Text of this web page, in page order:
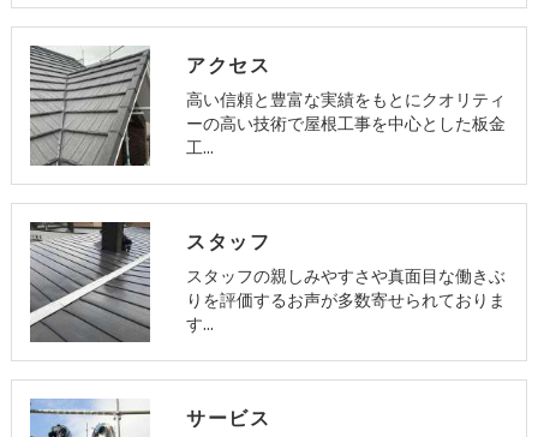
アクセス
高い信頼と豊富な実績をもとにクオリティ
ーの高い技術で屋根工事を中心とした板金
工…
スタッフ
スタッフの親しみやすさや真面目な働きぶ
りを評価するお声が多数寄せられておりま
す…
サービス